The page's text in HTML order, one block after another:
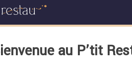
au P’tit